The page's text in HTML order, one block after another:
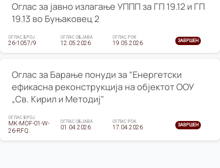
Оглас за јавно излагање УППП за ГП 19.12 и ГП
19.13 во Буњаковец 2
ОГЛАС БРОЈ
26-1057/9
ОГЛАС ОБЈАВА
12.05.2026
ОГЛАС РОК
19.05.2026 ЗАВРШЕН
Оглас за Барање понуди за “Енергетски
ефикасна реконструкција на објектот ООУ
„Св. Кирил и Методиј"
ОГЛАС БРОЈ
MK-MOF-01-W-
26-RFQ.
ОГЛАС ОБЈАВА
01.04.2026
ОГЛАС РОК
17.04.2026 ЗАВРШЕН